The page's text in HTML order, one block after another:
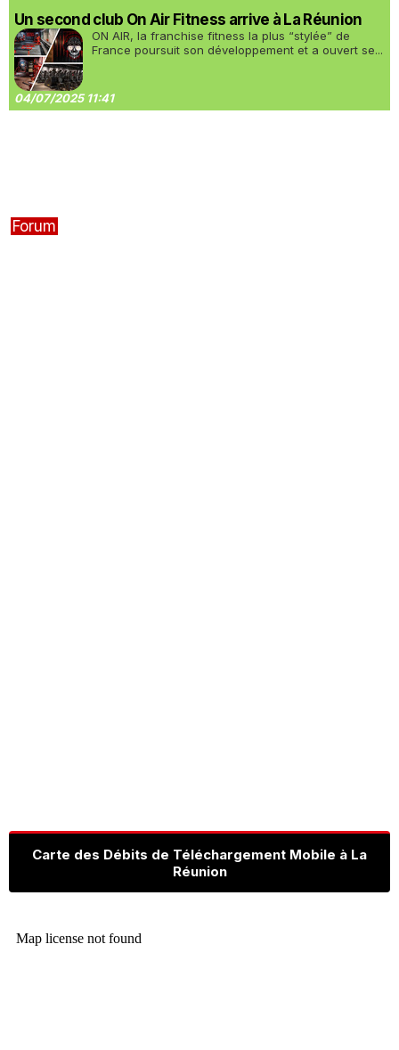
Un second club On Air Fitness arrive à La Réunion
ON AIR, la franchise fitness la plus “stylée” de
France poursuit son développement et a ouvert se...
04/07/2025 11:41
Forum
Carte des Débits de Téléchargement Mobile à La
Réunion